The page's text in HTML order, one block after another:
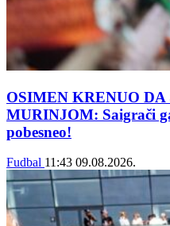
OSIMEN KRENUO DA
MURINJOM: Saigrači
pobesneo!
Fudbal 11:43 09.08.2026.